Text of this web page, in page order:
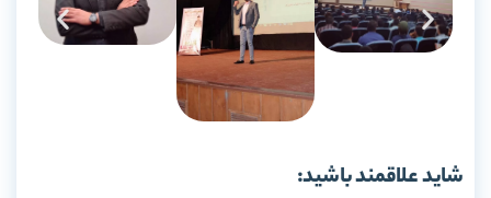
شاید علاقمند باشید: